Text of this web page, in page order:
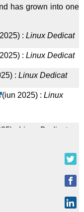
has grown into one
) : Linux Dedicat
) : Linux Dedicat
) : Linux Dedicat
(iun 2025) : Linux
) : Linux Dedicat
Linux